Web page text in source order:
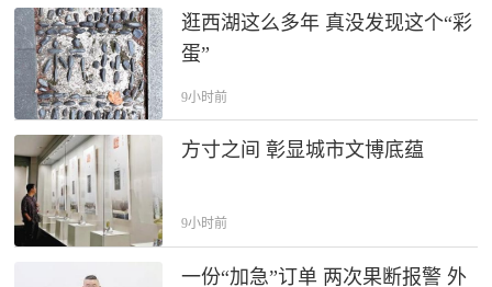
逛西湖这么多年 真没发现这个“彩
蛋”
9小时前
方寸之间 彰显城市文博底蕴
9小时前
一份“加急”订单 两次果断报警 外